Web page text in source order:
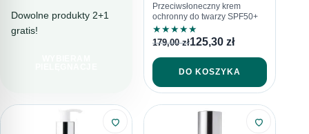
PIELĘGNACJA
Dowolne produkty 2+1
gratis!
Przeciwsłoneczny krem
ochronny do twarzy SPF50+
★★★★★
179,00zł125,30 zł
DO KOSZYKA